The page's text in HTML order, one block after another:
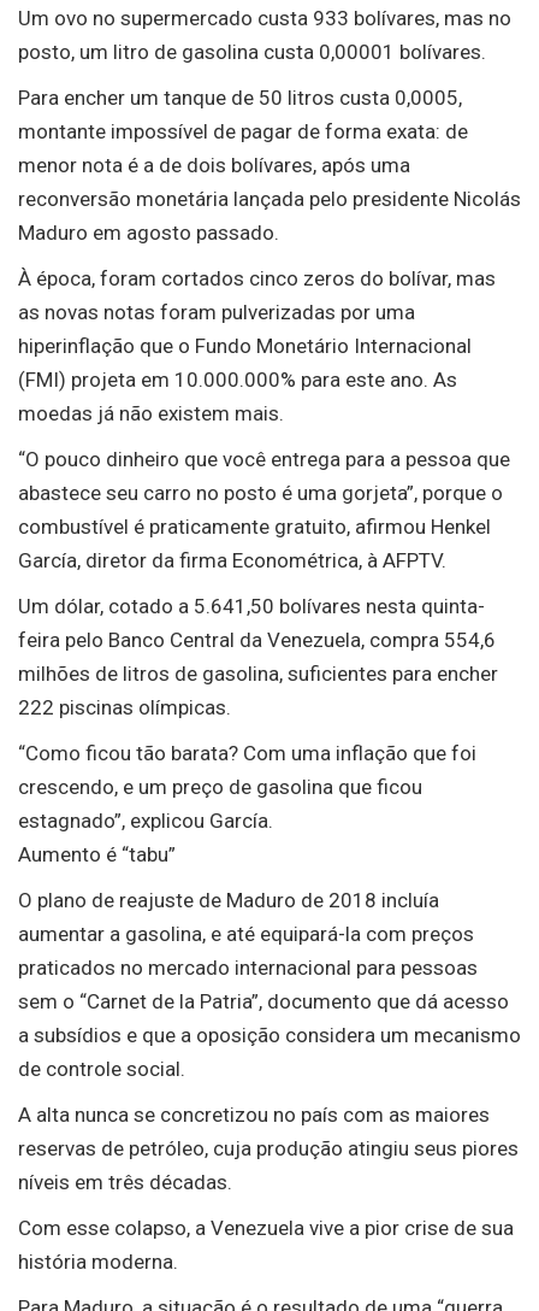
Um ovo no supermercado custa 933 bolívares, mas no
posto, um litro de gasolina custa 0,00001 bolívares.
Para encher um tanque de 50 litros custa 0,0005,
montante impossível de pagar de forma exata: de
menor nota é a de dois bolívares, após uma
reconversão monetária lançada pelo presidente Nicolás
Maduro em agosto passado.
À época, foram cortados cinco zeros do bolívar, mas
as novas notas foram pulverizadas por uma
hiperinflação que o Fundo Monetário Internacional
(FMI) projeta em 10.000.000% para este ano. As
moedas já não existem mais.
“O pouco dinheiro que você entrega para a pessoa que
abastece seu carro no posto é uma gorjeta”, porque o
combustível é praticamente gratuito, afirmou Henkel
García, diretor da firma Econométrica, à AFPTV.
Um dólar, cotado a 5.641,50 bolívares nesta quinta-
feira pelo Banco Central da Venezuela, compra 554,6
milhões de litros de gasolina, suficientes para encher
222 piscinas olímpicas.
“Como ficou tão barata? Com uma inflação que foi
crescendo, e um preço de gasolina que ficou
estagnado”, explicou García.
Aumento é “tabu”
O plano de reajuste de Maduro de 2018 incluía
aumentar a gasolina, e até equipará-la com preços
praticados no mercado internacional para pessoas
sem o “Carnet de la Patria”, documento que dá acesso
a subsídios e que a oposição considera um mecanismo
de controle social.
A alta nunca se concretizou no país com as maiores
reservas de petróleo, cuja produção atingiu seus piores
níveis em três décadas.
Com esse colapso, a Venezuela vive a pior crise de sua
história moderna.